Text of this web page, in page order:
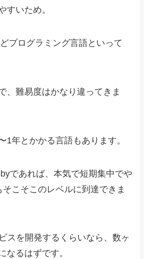
すいため。
プログラミング言語といって
、難易度はかなり違ってきま
1年とかかる言語もあります。
であれば、本気で短期集中でや
こそこのレベルに到達できま
スを開発するくらいなら、数ヶ
なるはずです。